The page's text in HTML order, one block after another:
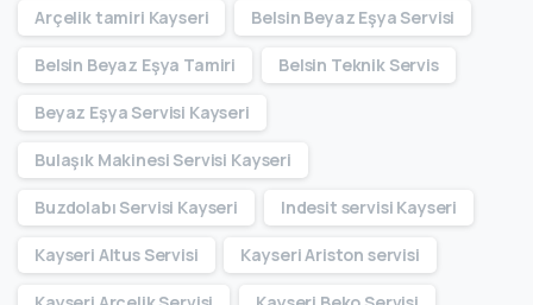
Arçelik tamiri Kayseri Belsin Beyaz Eşya Servisi
Belsin Beyaz Eşya Tamiri Belsin Teknik Servis
Beyaz Eşya Servisi Kayseri
Bulaşık Makinesi Servisi Kayseri
Buzdolabı Servisi Kayseri Indesit servisi Kayseri
Kayseri Altus Servisi Kayseri Ariston servisi